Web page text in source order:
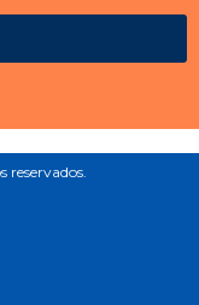
reservados.